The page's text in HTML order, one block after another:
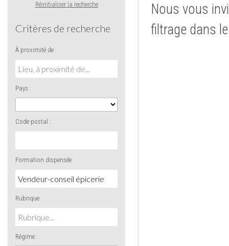
Réinitialiser la recherche
Critères de recherche
À proximité de :
Pays :
Code postal :
Formation dispensée :
Rubrique :
Régime :
Nous vous
filtrage dans